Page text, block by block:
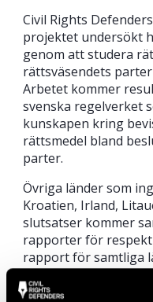
Civil Rights
projektet undersökt
genom att studera
rättsväsendets
Arbetet kommer
svenska regelverket
kunskapen kring
rättsmedel bland
parter.
Övriga länder som
Kroatien, Irland,
slutsatser kommer
rapporter för
rapport för samtliga
Projektet sker i